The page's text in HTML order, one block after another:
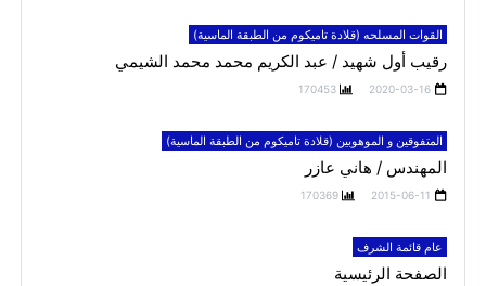
القوات المسلحه (قلادة تاميكوم من الطبقة الماسية)
رقيب أول شهيد / عبد الكريم محمد محمد الشيمي
2020-03-16
170453
المتفوقين و الموهوبين (قلادة تاميكوم من الطبقة الماسية)
المهندس / هاني عازر
2015-06-11
170369
عام قائمة الشرف
الصفحة الرئيسية